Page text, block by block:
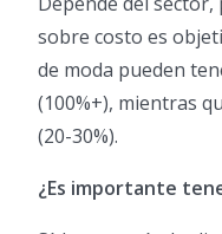
sobre costo es
de moda pueden
(100%+), mientras
(20-30%).
¿Es importante